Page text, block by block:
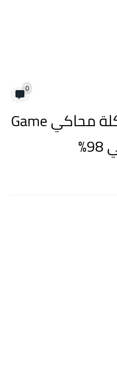
0
خطوات حل مشكلة محاكي Game